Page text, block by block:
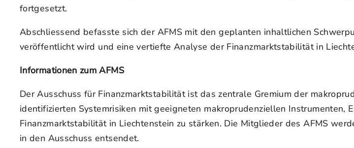
fortgesetzt.
Abschliessend befasste sich der AFMS mit den geplanten inhaltlichen
veröffentlicht wird und eine vertiefte Analyse der Finanzmarktstabilität in
Informationen zum AFMS
Der Ausschuss für Finanzmarktstabilität ist das zentrale Gremium der
identifizierten Systemrisiken mit geeigneten makroprudenziellen
Finanzmarktstabilität in Liechtenstein zu stärken. Die Mitglieder des AFMS
in den Ausschuss entsendet.